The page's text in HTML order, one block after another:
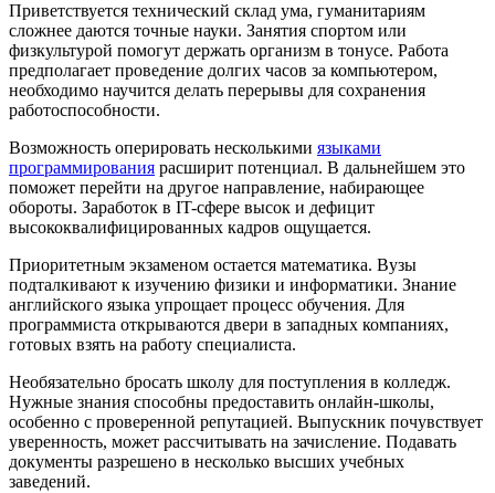
Приветствуется технический склад ума, гуманитариям
сложнее даются точные науки. Занятия спортом или
физкультурой помогут держать организм в тонусе. Работа
предполагает проведение долгих часов за компьютером,
необходимо научится делать перерывы для сохранения
работоспособности.
Возможность оперировать несколькими языками
программирования расширит потенциал. В дальнейшем это
поможет перейти на другое направление, набирающее
обороты. Заработок в IT-сфере высок и дефицит
высококвалифицированных кадров ощущается.
Приоритетным экзаменом остается математика. Вузы
подталкивают к изучению физики и информатики. Знание
английского языка упрощает процесс обучения. Для
программиста открываются двери в западных компаниях,
готовых взять на работу специалиста.
Необязательно бросать школу для поступления в колледж.
Нужные знания способны предоставить онлайн-школы,
особенно с проверенной репутацией. Выпускник почувствует
уверенность, может рассчитывать на зачисление. Подавать
документы разрешено в несколько высших учебных
заведений.